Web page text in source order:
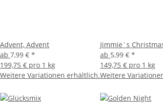
Advent, Advent
ab 7,99 € *
199,75 € pro 1 kg
Weitere Variationen erhältlich.
Jimmie`s
ab 5,99 € *
149,75 € pro 1 kg
Weitere